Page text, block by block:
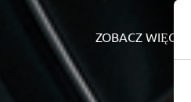
ZOBACZ WIĘCEJ